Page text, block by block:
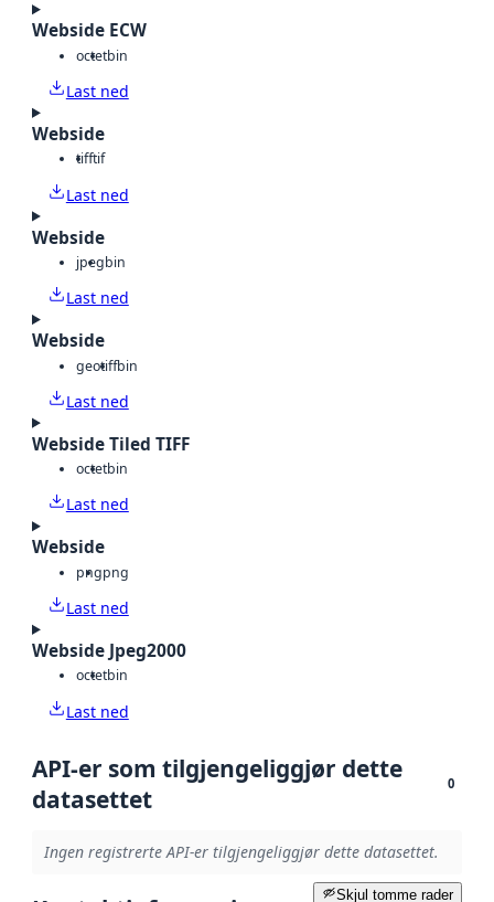
Webside ECW
octetbin
Last ned
Webside
tifftif
Last ned
Webside
jpegbin
Last ned
Webside
geotiffbin
Last ned
Webside Tiled TIFF
octetbin
Last ned
Webside
pngpng
Last ned
Webside Jpeg2000
octetbin
Last ned
API-er som tilgjengeliggjør dette
datasettet
0
Ingen registrerte API-er tilgjengeliggjør dette datasettet.
Skjul tomme rader